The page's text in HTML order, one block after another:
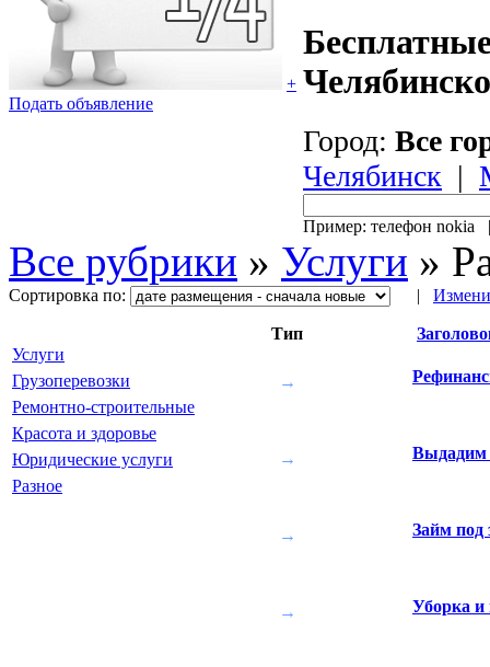
+
Подать объявление
Город: Все
Челябинск |
Пример: телефон
Все рубрики » Услуги »
Сортировка по: |
Услуги
Грузоперевозки
Ремонтно-строительные
Красота и здоровье
Юридические услуги
Разное
Тип
→
→ Выдадим
→ Займ под
→ Уборка и